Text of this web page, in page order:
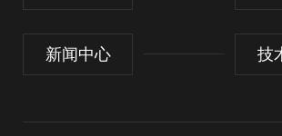
新闻中心 技